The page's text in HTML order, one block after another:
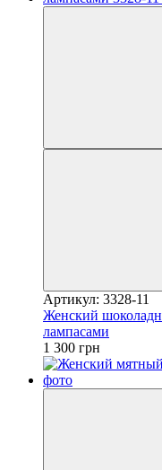
Артикул: 3328-11
Женский
лампасами
1 300 грн